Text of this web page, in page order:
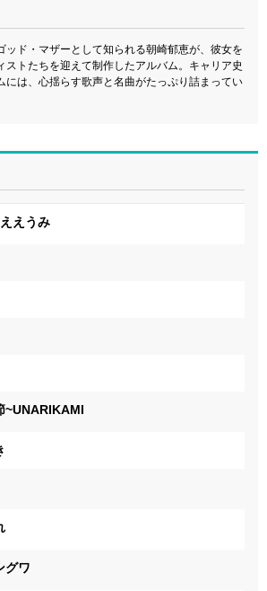
ッド・マザーとして知られる朝崎郁恵が、彼女を
ストたちを迎えて制作したアルバム。キャリア史
には、心揺らす歌声と名曲がたっぷり詰まってい
えうみ
~UNARIKAMI
グワ